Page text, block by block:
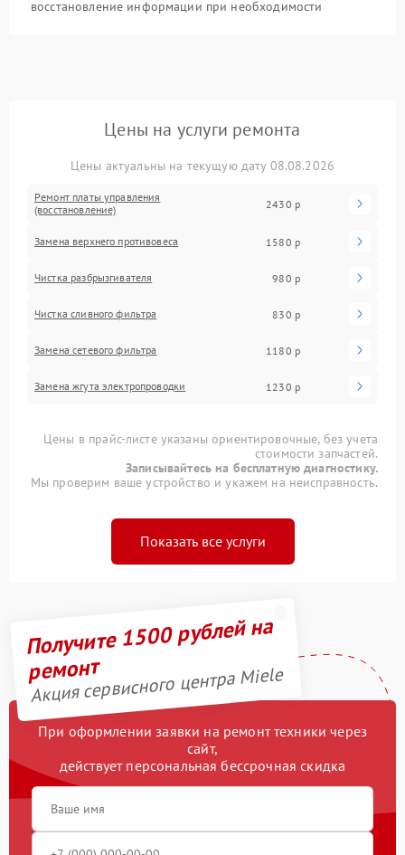
восстановление информации при необходимости
Цены на услуги ремонта
Цены актуальны на текущую дату 08.08.2026
Ремонт платы управления
(восстановление)
2430 р
Замена верхнего противовеса 1580 р
Чистка разбрызгивателя 980 р
Чистка сливного фильтра 830 р
Замена сетевого фильтра 1180 р
Замена жгута электропроводки 1230 р
Цены в прайс-листе указаны ориентировочные, без учета
стоимости запчастей.
Записывайтесь на бесплатную диагностику.
Мы проверим ваше устройство и укажем на неисправность.
Показать все услуги
Получите 1500 рублей на
ремонт
Акция сервисного центра Miele
При оформлении заявки на ремонт техники через
сайт,
действует персональная бессрочная скидка